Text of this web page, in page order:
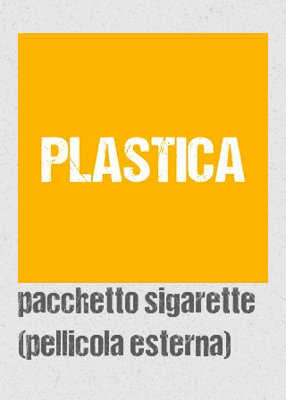
pacchetto sigarette
(pellicola esterna)